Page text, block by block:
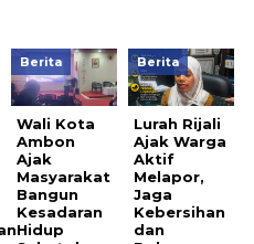
Berita
Wali Kota
Ambon
Ajak
Masyarakat
Bangun
Kesadaran
Hidup
Berita
Lurah Rijali
Ajak Warga
Aktif
Melapor,
Jaga
Kebersihan
dan